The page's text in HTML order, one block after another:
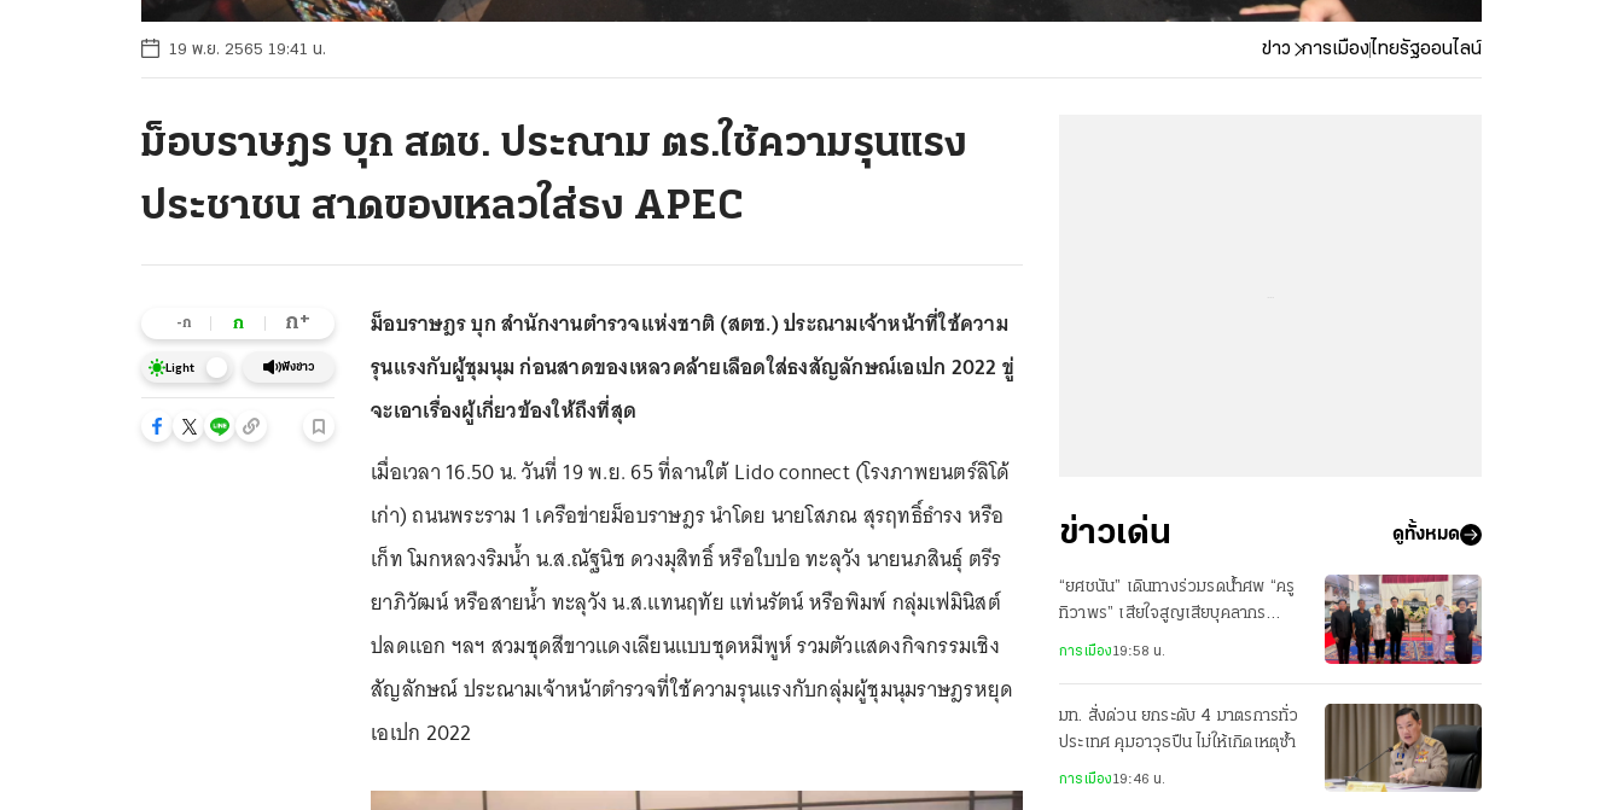
19 พ.ย. 2565 19:41 น. ข่าว การเมืองไทยรัฐออนไลน์
ม็อบราษฎร บุก สตช. ประณาม ตร.ใช้ความรุนแรง
ประชาชน สาดของเหลวใส่ธง APEC
-ก ก ก+
Light ฟังข่าว
ม็อบราษฎร บุก สำนักงานตำรวจแห่งชาติ (สตช.) ประณามเจ้าหน้าที่ใช้ความ
รุนแรงกับผู้ชุมนุม ก่อนสาดของเหลวคล้ายเลือดใส่ธงสัญลักษณ์เอเปก 2022 ขู่
จะเอาเรื่องผู้เกี่ยวข้องให้ถึงที่สุด
เมื่อเวลา 16.50 น. วันที่ 19 พ.ย. 65 ที่ลานใต้ Lido connect (โรงภาพยนตร์ลิโด้
เก่า) ถนนพระราม 1 เครือข่ายม็อบราษฎร นำโดย นายโสภณ สุรฤทธิ์ธำรง หรือ
เก็ท โมกหลวงริมน้ำ น.ส.ณัฐนิช ดวงมุสิทธิ์ หรือใบปอ ทะลุวัง นายนภสินธุ์ ตรีร
ยาภิวัฒน์ หรือสายน้ำ ทะลุวัง น.ส.แทนฤทัย แท่นรัตน์ หรือพิมพ์ กลุ่มเฟมินิสต์
ปลดแอก ฯลฯ สวมชุดสีขาวแดงเลียนแบบชุดหมีพูห์ รวมตัวแสดงกิจกรรมเชิง
สัญลักษณ์ ประณามเจ้าหน้าตำรวจที่ใช้ความรุนแรงกับกลุ่มผู้ชุมนุมราษฎรหยุด
เอเปก 2022
ข่าวเด่น ดูทั้งหมด
“ยศชนัน” เดินทางร่วมรดน้ำศพ “ครู
ทิวาพร” เสียใจสูญเสียบุคลากร
ทางการศึกษา
การเมือง19:58 น.
มท. สั่งด่วน ยกระดับ 4 มาตรการทั่ว
ประเทศ คุมอาวุธปืน ไม่ให้เกิดเหตุซ้ำ
การเมือง19:46 น.